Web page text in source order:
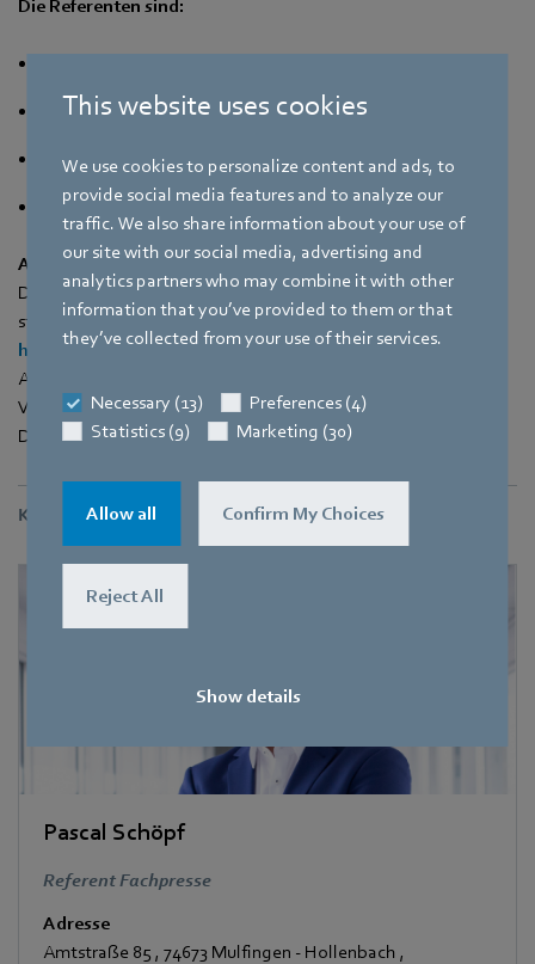
This website uses cookies
We use cookies to personalize content and ads, to
provide social media features and to analyze our
traffic. We also share information about your use of
our site with our social media, advertising and
analytics partners who may combine it with other
information that you’ve provided to them or that
they’ve collected from your use of their services.
Necessary (13)
Preferences (4)
Statistics (9)
Marketing (30)
Allow all Confirm My Choices
Reject All
Show details
Die Referenten sind:
Markus Prinz (FACT GmbH)
Tobias Pfänder (Pfänder GmbH)
Dieter Hildebrandt (Breuell & Hilgendfeldt GmbH).
Anmeldung und Vesperpaket
Das Retrofitvesper 6.0 findet am 28.11.2024 von 9 bis 10 Uhr
statt, die Teilnahme ist kostenlos, Anmeldung unter
https://www.ebmpapst.events/retrofitvesper6
Alle Teilnehmer, die sich bis 18.11.2024 anmelden, erhalten ein
Vesperpaket von ebm‑papst. Die Veranstaltung findet auf
Deutsch statt.
Kontakt
Pascal Schöpf
Referent Fachpresse
Adresse
Amtstraße 85 , 74673 Mulfingen - Hollenbach ,